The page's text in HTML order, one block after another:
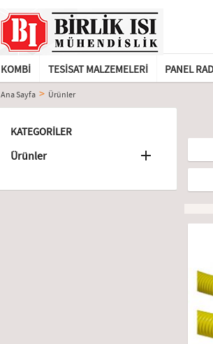
KOMBI TESISAT MALZEMELERI PANEL
Ana Sayfa Ürünler
KATEGORILER
Ürünler 